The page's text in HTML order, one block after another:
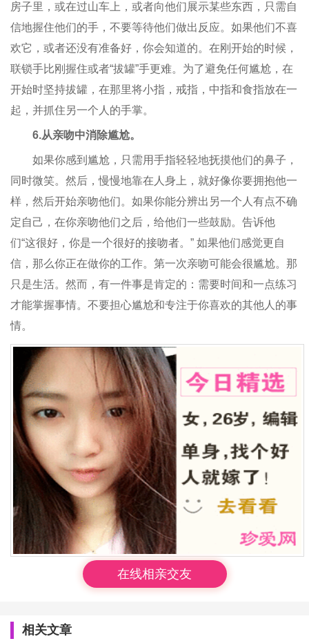
房子里，或在过山车上，或者向他们展示某些东西，只需自
信地握住他们的手，不要等待他们做出反应。如果他们不喜
欢它，或者还没有准备好，你会知道的。在刚开始的时候，
联锁手比刚握住或者“拔罐”手更难。为了避免任何尴尬，在
开始时坚持拔罐，在那里将小指，戒指，中指和食指放在一
起，并抓住另一个人的手掌。
6.从亲吻中消除尴尬。
如果你感到尴尬，只需用手指轻轻地抚摸他们的鼻子，
同时微笑。然后，慢慢地靠在人身上，就好像你要拥抱他一
样，然后开始亲吻他们。如果你能分辨出另一个人有点不确
定自己，在你亲吻他们之后，给他们一些鼓励。告诉他
们“这很好，你是一个很好的接吻者。” 如果他们感觉更自
信，那么你正在做你的工作。第一次亲吻可能会很尴尬。那
只是生活。然而，有一件事是肯定的：需要时间和一点练习
才能掌握事情。不要担心尴尬和专注于你喜欢的其他人的事
情。
在线相亲交友
相关文章